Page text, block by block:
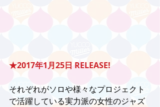
★2017年1月25日 RELEASE!
それぞれがソロや様々なプロジェクト
で活躍している実力派の女性のジャズ